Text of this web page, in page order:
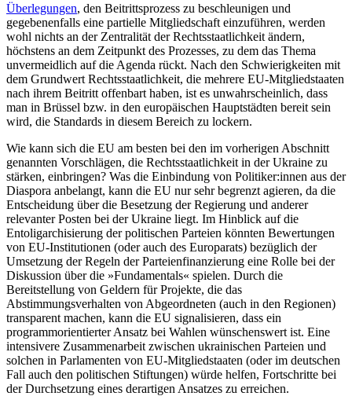
Überlegungen, den Beitrittsprozess zu beschleunigen und
gegebenenfalls eine partielle Mitgliedschaft einzuführen, werden
wohl nichts an der Zentralität der Rechtsstaatlichkeit ändern,
höchstens an dem Zeitpunkt des Prozesses, zu dem das Thema
unvermeidlich auf die Agenda rückt. Nach den Schwierigkeiten mit
dem Grund­wert Rechts­staatlichkeit, die mehrere EU-Mitgliedstaa­ten
nach ihrem Beitritt offen­bart haben, ist es unwahrscheinlich, dass
man in Brüssel bzw. in den euro­päischen Hauptstädten bereit sein
wird, die Standards in diesem Bereich zu lockern.
Wie kann sich die EU am besten bei den im vorherigen Abschnitt
genannten Vor­schlägen, die Rechtsstaatlichkeit in der Ukraine zu
stärken, einbringen? Was die Einbindung von Politiker:innen aus der
Diaspora anbe­langt, kann die EU nur sehr begrenzt agieren, da die
Entscheidung über die Besetzung der Regierung und anderer
relevanter Posten bei der Ukraine liegt. Im Hinblick auf die
Entoligarchisierung der politischen Parteien könnten Bewertungen
von EU-Institutionen (oder auch des Europa­rats) bezüglich der
Umsetzung der Regeln der Parteienfinanzierung eine Rolle bei der
Dis­kussion über die »Fundamentals« spie­len. Durch die
Bereitstellung von Geldern für Projekte, die das
Abstimmungsverhalten von Abgeordneten (auch in den Regionen)
transparent machen, kann die EU signa­lisieren, dass ein
programmorientierter Ansatz bei Wahlen wünschens­wert ist. Eine
intensivere Zusammenarbeit zwischen ukrai­nischen Parteien und
solchen in Parlamenten von EU-Mitgliedstaaten (oder im deutschen
Fall auch den politischen Stiftungen) würde helfen, Fortschritte bei
der Durchsetzung eines derartigen Ansatzes zu erreichen.